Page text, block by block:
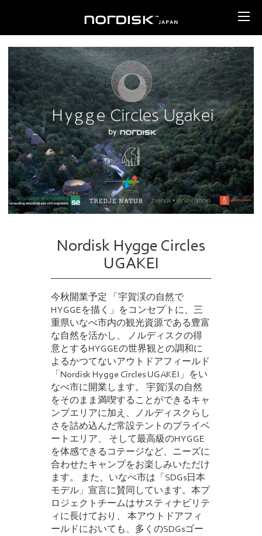
Nordisk Hygge Circles
UGAKEI
今秋開業予定 「宇賀渓の自然で
HYGGEを描く」をコンセプトに、三
重県いなべ市内の観光資源である豊富
な自然を活かし、 ノルディスクの得
意とするHYGGEの世界観との調和に
よるかつてないアウトドアフィールド
「Nordisk Hygge Circles UGAKEI」をい
なべ市に開業します。 宇賀渓の自然
をそのまま満喫することができるキャ
ンプエリアに加え、ノルディスクらし
さを詰め込んだ常設テントのプライベ
ートエリア、 そして最高級のHYGGE
を体感できるコテージなど、ニーズに
合わせたキャンプをお楽しみいただけ
ます。 また、いなべ市は「SDGs日本
モデル」宣言に賛同しています。本プ
ロジェクトチームはサスティナビリテ
ィに長けており、 本アウトドアフィ
ールドにおいても、多くのSDGsゴー